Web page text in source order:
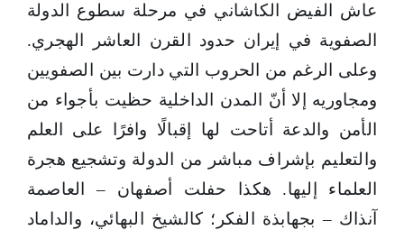
مدرسة
الحكمة
المتعالية
–
دراسة
في
آراء
الفيض
الكاشاني
الفلسفية
والكلامية
عاش الفيض الكاشاني في مرحلة سطوع الدولة
الصفوية في إيران حدود القرن العاشر الهجري.
وعلى الرغم من الحروب التي دارت بين الصفويين
ومجاوريه إلا أنّ المدن الداخلية حظيت بأجواء من
الأمن والدعة أتاحت لها إقبالًا وافرًا على العلم
والتعليم بإشراف مباشر من الدولة وتشجيع هجرة
العلماء إليها. هكذا حفلت أصفهان – العاصمة
آنذاك – بجهابذة الفكر؛ كالشيخ البهائي، والداماد